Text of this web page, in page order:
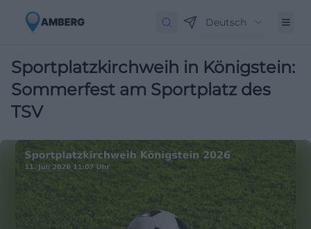
Deutsch
Sportplatzkirchweih in Königstein:
Sommerfest am Sportplatz des
TSV